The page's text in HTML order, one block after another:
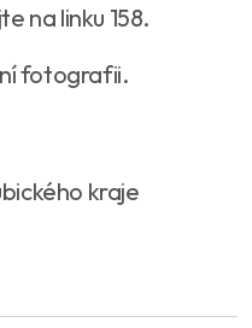
na linku 158.
fotografii.
kraje